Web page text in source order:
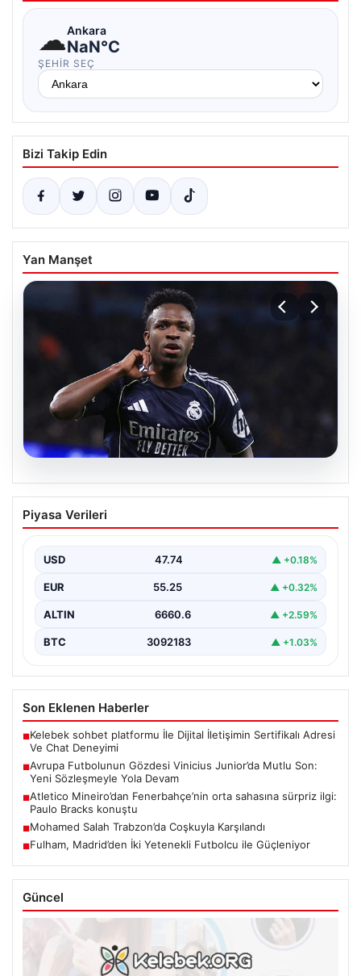
☁Ankara
NaN°C
ŞEHIR SEÇ
Bizi Takip Edin
Yan Manşet
07.08.2026
Avrupa Futbolunun Gözdesi Vinicius
Junior’da Mutlu Son: Yeni Sözleşmeyle
Avrupa futbol arenasında büyük yankı uyandıran
kariyerinde yeni bir…
Piyasa Verileri
USD 47.74 ▲ +0.18%
EUR 55.25 ▲ +0.32%
ALTIN 6660.6 ▲ +2.59%
BTC 3092183 ▲ +1.03%
Son Eklenen Haberler
■Kelebek sohbet platformu İle Dijital İletişimin Sertifikalı Adresi
Ve Chat Deneyimi
■Avrupa Futbolunun Gözdesi Vinicius Junior’da Mutlu Son:
Yeni Sözleşmeyle Yola Devam
■Atletico Mineiro’dan Fenerbahçe’nin orta sahasına sürpriz ilgi:
Paulo Bracks konuştu
■Mohamed Salah Trabzon’da Coşkuyla Karşılandı
■Fulham, Madrid’den İki Yetenekli Futbolcu ile Güçleniyor
Güncel